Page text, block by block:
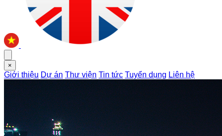
×
Giới thiệu Dự án Thư viện Tin tức Tuyển dụng Liên hệ